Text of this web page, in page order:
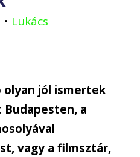
• Lukács
olyan jól ismertek
a
vagy a filmsztár,